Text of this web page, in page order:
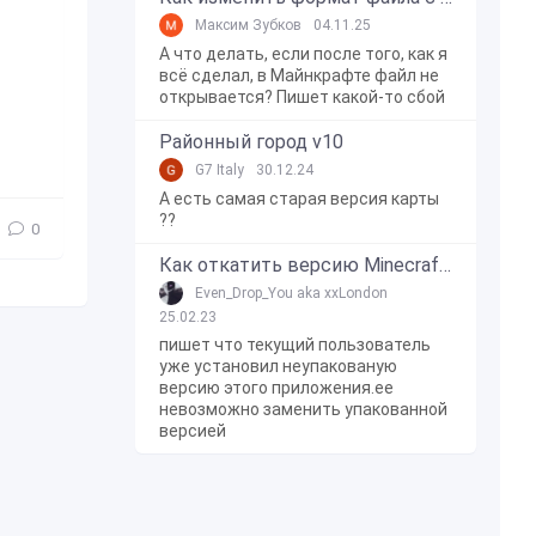
0
Максим Зубков 04.11.25
А что делать, если после того, как я
всё сделал, в Майнкрафте файл не
открывается? Пишет какой-то сбой
Районный город v10
G7 Italy 30.12.24
А есть самая старая версия карты
??
Как откатить версию Minecraft Bedrock Edition на Windows 10?
Even_Drop_You aka xxLondon
25.02.23
пишет что текущий пользователь
уже установил неупакованую
версию этого приложения.ее
невозможно заменить упакованной
версией